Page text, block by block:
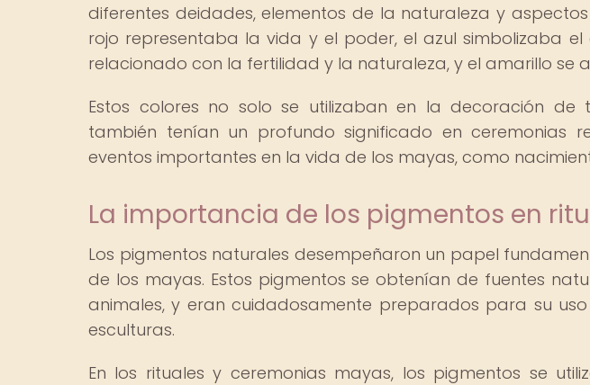
diferentes deidades, elementos de la naturaleza y
rojo representaba la vida y el poder, el azul simbolizaba
relacionado con la fertilidad y la naturaleza, y el amarillo se
Estos colores no solo se utilizaban en la decoración de
también tenían un profundo significado en ceremonias
eventos importantes en la vida de los mayas, como
La importancia de los pigmentos en
Los pigmentos naturales desempeñaron un papel
de los mayas. Estos pigmentos se obtenían de fuentes
animales, y eran cuidadosamente preparados para su
esculturas.
En los rituales y ceremonias mayas, los pigmentos se